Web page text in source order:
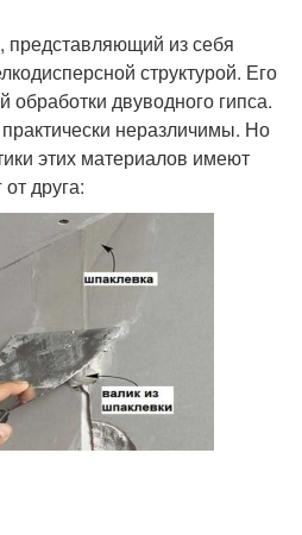
представляющий из себя
структурой. Его
обработки двуводного гипса.
неразличимы. Но
этих материалов имеют
друга: